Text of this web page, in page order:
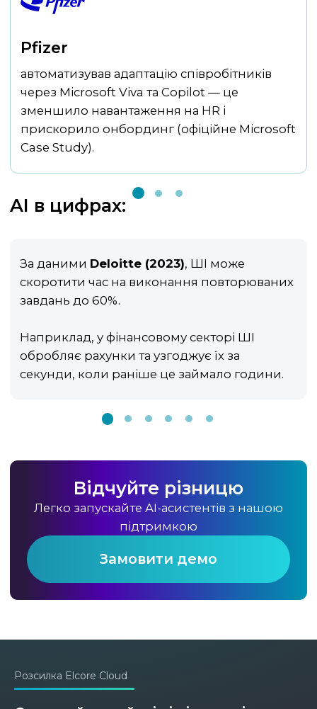
Pfizer
автоматизував адаптацію співробітників
через Microsoft Viva та Copilot — це
зменшило навантаження на HR і
прискорило онбординг (офіційне Microsoft
Case Study).
використовує AI для генерації креативу та
запуску маркетингових кампаній, що
зменшило час виходу на ринок і бюджет на
30% (Microsoft Industry Brief).
інтегрувала AI у виробництво та фінанси
через Microsoft Azure та Open
Manufacturing Platform — це скоротило час
простою обладнання на 20% (Microsoft
OMP Use Case).
AI в цифрах:
За даними Deloitte (2023), ШІ може
скоротити час на виконання повторюваних
завдань до 60%.
Наприклад, у фінансовому секторі ШІ
обробляє рахунки та узгоджує їх за
секунди, коли раніше це займало години.
Звіт PwC (2024)
ШІ
обробляє до 80% стандартних запитів
Дослідження IBM (2024)
Gartner (2023)
оливання попиту з точністю 90%
Відчуйте різницю
Легко запускайте AI-асистентів з нашою
підтримкою
Замовити демо
Розсилка Elcore Cloud